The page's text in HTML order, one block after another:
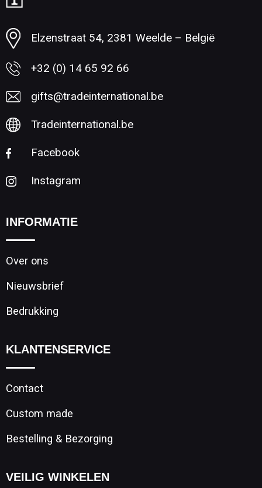
Minimale afname: 250
Elzenstraat 54, 2381 Weelde – België
+32 (0) 14 65 92 66
gifts@tradeinternational.be
Tradeinternational.be
Facebook
Instagram
INFORMATIE
Over ons
Nieuwsbrief
Bedrukking
KLANTENSERVICE
Contact
Custom made
Bestelling & Bezorging
VEILIG WINKELEN